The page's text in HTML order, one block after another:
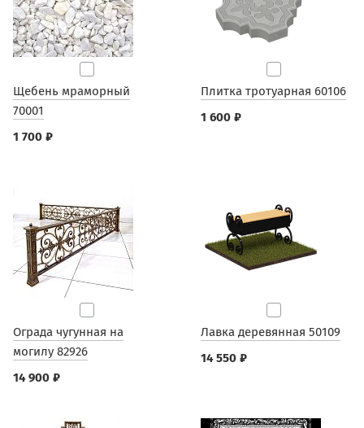
Щебень мраморный
70001
1 700 ₽
Плитка тротуарная 60106
1 600 ₽
Ограда чугунная на
могилу 82926
14 900 ₽
Лавка деревянная 50109
14 550 ₽